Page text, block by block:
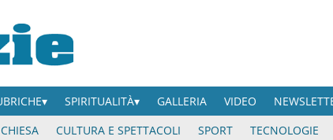
SPIRITUALITÀ GALLERIA VIDEO
CHIESA CULTURA E SPETTACOLI SPORT TECNOLOGIE